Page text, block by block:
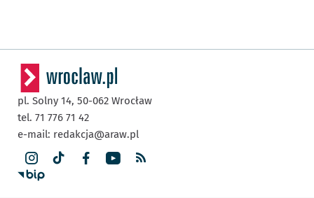
pl. Solny 14, 50-062 Wrocław
tel. 71 776 71 42
e-mail: redakcja@araw.pl